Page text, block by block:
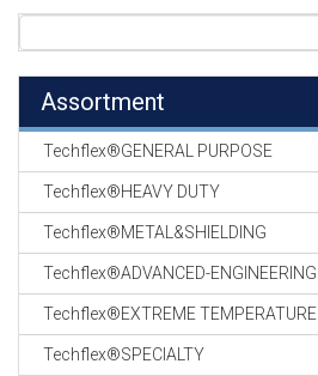
Assortment
Techflex®GENERAL PURPOSE
Techflex®HEAVY DUTY
Techflex®METAL&SHIELDING
Techflex®ADVANCED-ENGINEERING
Techflex®EXTREME TEMPERATURE
Techflex®SPECIALTY